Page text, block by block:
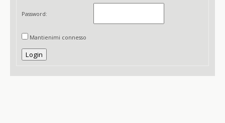
Password:
Mantienimi connesso
Login